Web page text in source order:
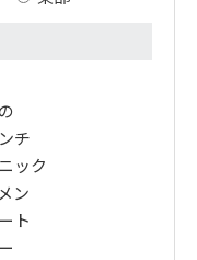
チ
ック
ン
ト